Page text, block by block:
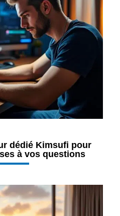
dédié Kimsufi pour
à vos questions